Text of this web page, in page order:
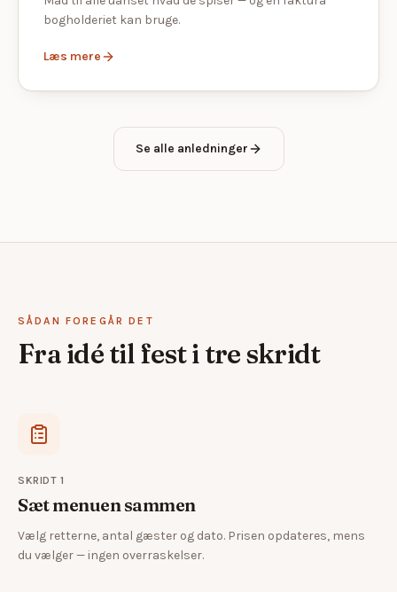
bogholderiet kan bruge.
Læs mere
Se alle anledninger
SÅDAN FOREGÅR DET
Fra idé til fest i tre skridt
SKRIDT1
Sæt menuen sammen
Vælg retterne, antal gæster og dato. Prisen opdateres, mens
du vælger — ingen overraskelser.